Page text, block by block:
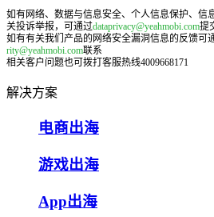
如有网络、数据与信息安全、个人信息保护、信
关投诉举报，可通过dataprivacy@yeahmobi.com提
如有有关我们产品的网络安全漏洞信息的反馈可
rity@yeahmobi.com联系
相关客户问题也可拨打客服热线4009668171
解决方案
电商出海
游戏出海
App出海